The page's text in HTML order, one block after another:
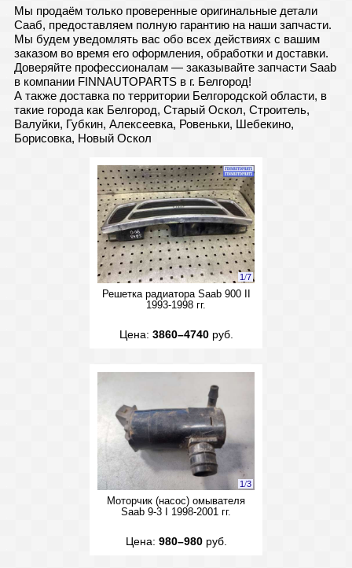
Мы продаём только проверенные оригинальные детали
Сааб, предоставляем полную гарантию на наши запчасти.
Мы будем уведомлять вас обо всех действиях с вашим
заказом во время его оформления, обработки и доставки.
Доверяйте профессионалам — заказывайте запчасти Saab
в компании FINNAUTOPARTS в г. Белгород!
А также доставка по территории Белгородской области, в
такие города как Белгород, Старый Оскол, Строитель,
Валуйки, Губкин, Алексеевка, Ровеньки, Шебекино,
Борисовка, Новый Оскол
1/7
Решетка радиатора Saab 900 II
1993-1998 гг.
Цена: 3860–4740руб.
1/3
Моторчик (насос) омывателя
Saab 9-3 I 1998-2001 гг.
Цена: 980–980руб.